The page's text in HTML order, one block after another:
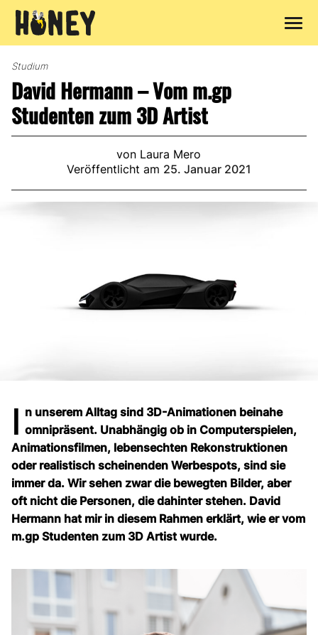
Inhalt
Studium
David Hermann – Vom m.gp
Studenten zum 3D Artist
von Laura Mero
Veröffentlicht am 25. Januar 2021
I n unserem Alltag sind 3D-Animationen beinahe
omnipräsent. Unabhängig ob in Computerspielen,
Animationsfilmen, lebensechten Rekonstruktionen
oder realistisch scheinenden Werbespots, sind sie
immer da. Wir sehen zwar die bewegten Bilder, aber
oft nicht die Personen, die dahinter stehen. David
Hermann hat mir in diesem Rahmen erklärt, wie er vom
m.gp Studenten zum 3D Artist wurde.